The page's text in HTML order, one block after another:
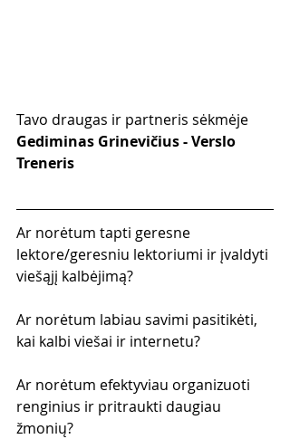
Tavo draugas ir partneris sėkmėje
Gediminas Grinevičius - Verslo
Treneris
Ar norėtum tapti geresne
lektore/geresniu lektoriumi ir įvaldyti
viešąjį kalbėjimą?
Ar norėtum labiau savimi pasitikėti,
kai kalbi viešai ir internetu?
Ar norėtum efektyviau organizuoti
renginius ir pritraukti daugiau
žmonių?